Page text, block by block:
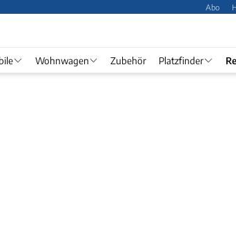
Abo
Wohnwagen Zubehör Platzfinder